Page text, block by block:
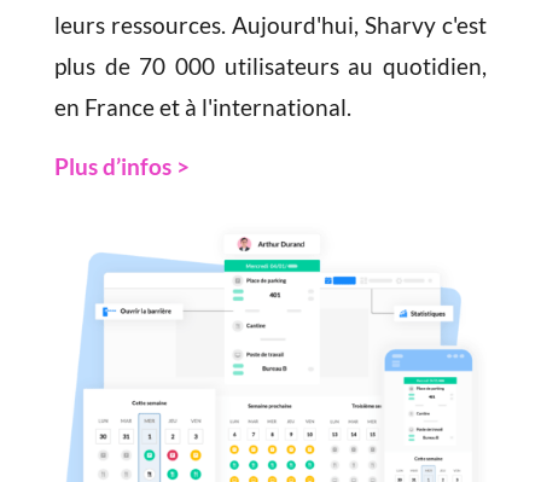
leurs ressources. Aujourd'hui, Sharvy c'est
plus de 70 000 utilisateurs au quotidien,
en France et à l'international.
Plus d’infos >